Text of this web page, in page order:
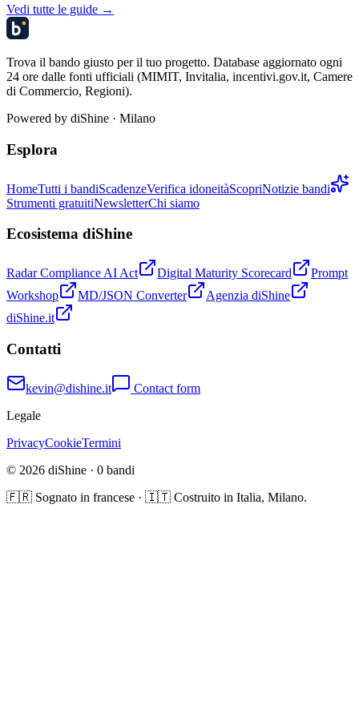
Vedi tutte le guide →
Trova il bando giusto per il tuo progetto. Database aggiornato ogni
24 ore dalle fonti ufficiali (MIMIT, Invitalia, incentivi.gov.it, Camere
di Commercio, Regioni).
Powered by diShine · Milano
Esplora
HomeTutti i bandiScadenzeVerifica idoneitàScopriNotizie bandi
Strumenti gratuitiNewsletterChi siamo
Ecosistema diShine
Radar Compliance AI Act Digital Maturity Scorecard
Prompt
Workshop
MD/JSON Converter
Agenzia diShine
diShine.it
Contatti
kevin@dishine.it
Contact form
Legale
PrivacyCookieTermini
© 2026 diShine · 0 bandi
🇫🇷 Sognato in francese · 🇮🇹 Costruito in Italia, Milano.